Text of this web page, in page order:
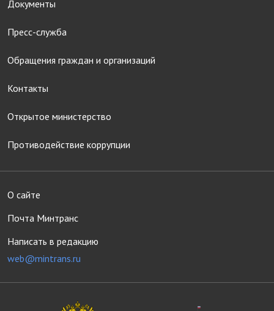
Документы
Пресс-служба
Обращения граждан и организаций
Контакты
Открытое министерство
Противодействие коррупции
О сайте
Почта Минтранс
Написать в редакцию
web@mintrans.ru